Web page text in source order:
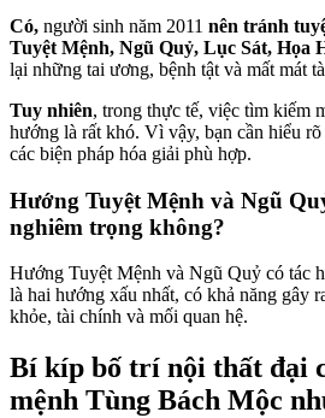
Có, người sinh năm 2011 nên tránh
Tuyệt Mệnh, Ngũ Quỷ, Lục Sát, Họa
lại những tai ương, bệnh tật và mất mát
Tuy nhiên, trong thực tế, việc tìm kiếm
hướng là rất khó. Vì vậy, bạn cần hiểu
các biện pháp hóa giải phù hợp.
Hướng Tuyệt Mệnh và Ngũ
nghiêm trọng không?
Hướng Tuyệt Mệnh và Ngũ Quỷ có tác
là hai hướng xấu nhất, có khả năng gây
khỏe, tài chính và mối quan hệ.
Bí kíp bố trí nội thất đại
mệnh Tùng Bách Mộc